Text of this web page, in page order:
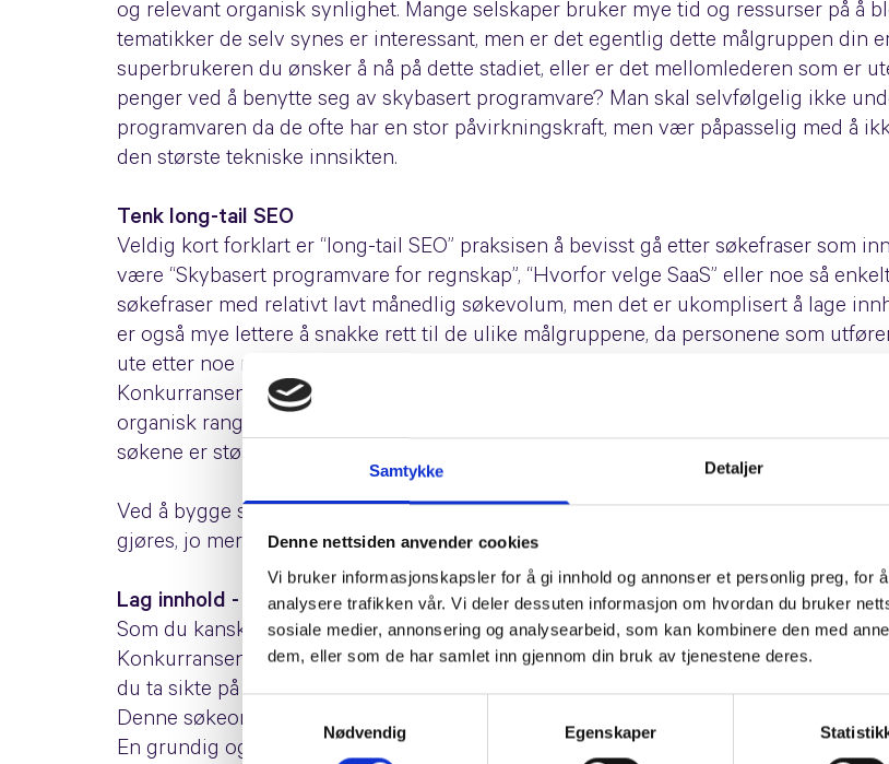
Samtykke Detaljer
Denne nettsiden anvender cookies
Vi bruker informasjonskapsler for å gi innhold og annonser et personlig preg, for
analysere trafikken vår. Vi deler dessuten informasjon om hvordan du bruker
sosiale medier, annonsering og analysearbeid, som kan kombinere den med
dem, eller som de har samlet inn gjennom din bruk av tjenestene deres.
Nødvendig
Egenskaper
og relevant organisk synlighet. Mange selskaper bruker mye tid og ressurser på å
tematikker de selv synes er interessant, men er det egentlig dette målgruppen din
superbrukeren du ønsker å nå på dette stadiet, eller er det mellomlederen som er
penger ved å benytte seg av skybasert programvare? Man skal selvfølgelig ikke
programvaren da de ofte har en stor påvirkningskraft, men vær påpasselig med å
den største tekniske innsikten.
Tenk long-tail SEO
Veldig kort forklart er “long-tail SEO” praksisen å bevisst gå etter søkefraser som
være “Skybasert programvare for regnskap”, “Hvorfor velge SaaS” eller noe så
søkefraser med relativt lavt månedlig søkevolum, men det er ukomplisert å lage
er også mye lettere å snakke rett til de ulike målgruppene, da personene som
ute etter noe meget konkret.
Konkurransen i det organiske søket er dessuten lavere enn ved de mer generelle
organisk rangering relativt raskt. Samlet sett er det dessuten en stor
søkene er større enn de generelle søkefrasene.
Ved å bygge synlighet rundt denne typen long-tail søkefraser, vil du også se en
gjøres, jo mer spisset innhold og Call-to-Action kan du nemlig lage.
Lag innhold - mye innhold
Som du kanskje skjønner av foregående punkt, skal det ofte mye innhold til for å
Konkurransen er sterk og spørsmålene er mange. Derfor må du gi bedre og flere
du ta sikte på å besvare spørsmål som dine konkurrenter ikke evner å besvare i
Denne søkeordsanalysen bør være grunnlaget til en innholdsstrategi.
En grundig og langsiktig innholdsstrategi vil gjøre innholdsjobben både